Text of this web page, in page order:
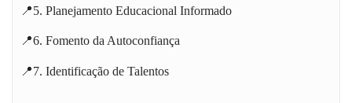
📍5. Planejamento Educacional Informado
📍6. Fomento da Autoconfiança
📍7. Identificação de Talentos